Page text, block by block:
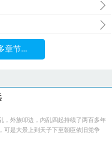
章节...
，外族叩边，内乱四起持续了两百多年
可是大景上到天子下至朝臣依旧党争